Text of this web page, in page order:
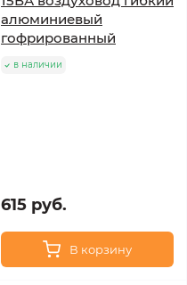
алюминиевый
гофрированный
в наличии
615 руб.
В корзину